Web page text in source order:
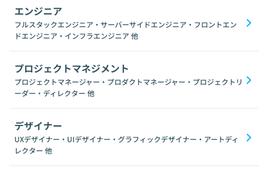
エンジニア
フルスタックエンジニア・サーバーサイドエンジニア・フロントエン
ドエンジニア・インフラエンジニア 他
プロジェクトマネジメント
プロジェクトマネージャー・プロダクトマネージャー・プロジェクトリ
ーダー・ディレクター 他
デザイナー
UXデザイナー・UIデザイナー・グラフィックデザイナー・アートディ
レクター 他